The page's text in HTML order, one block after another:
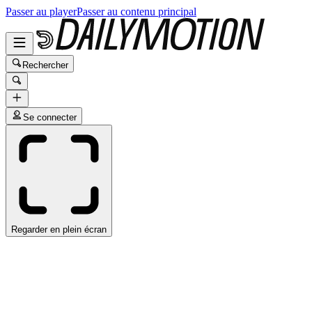
Passer au playerPasser au contenu principal
Rechercher
Se connecter
Regarder en plein écran